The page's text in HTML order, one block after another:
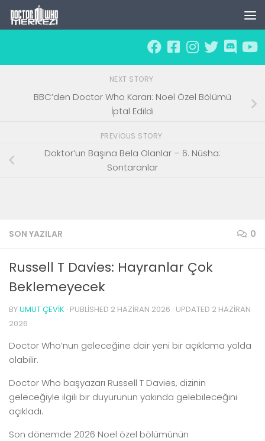
Skip to content
SON YAZILAR 0
Russell T Davies: Hayranlar Çok
Beklemeyecek
BYUMUT ÇEVIK · PUBLISHED 2 HAZIRAN 2026 · UPDATED 2 HAZIRAN
2026
Doctor Who’nun geleceğine dair yeni bir açıklama yolda
olabilir.
Doctor Who başyazarı Russell T Davies, dizinin
geleceğiyle ilgili bir duyurunun yakında gelebileceğini
açıkladı.
Son dönemde 2026 Noel özel bölümünün
NEXT STORY
BBC’den Doctor Who Kararı: Noel Özel Bölümü
İptal Edildi
PREVIOUS STORY
Doktor’un Başına Bela Olanlar – 6. Nüsha:
Sontaranlar